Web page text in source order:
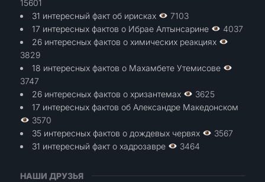
15601
31 интересный факт об ирисках
7103
17 интересных фактов о Ибрае Алтынсарине
4037
26 интересных фактов о химических реакциях
3829
18 интересных фактов о Махамбете Утемисове
3747
26 интересных фактов о хризантемах
3625
17 интересных фактов об Александре Македонском
3570
35 интересных фактов о дождевых червях
3567
31 интересный факт о хадрозавре
3464
НАШИ ДРУЗЬЯ